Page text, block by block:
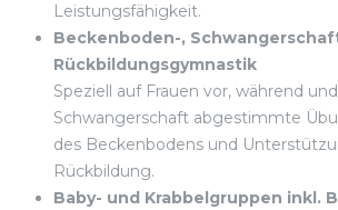
Leistungsfähigkeit.
Beckenboden-,
Rückbildungsgymnastik
Speziell auf Frauen vor, während
Schwangerschaft abgestimmte
des Beckenbodens und
Rückbildung.
Baby- und Krabbelgruppen inkl.